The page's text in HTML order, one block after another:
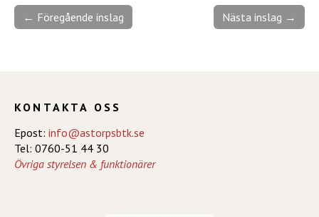
Nästa inslag →
← Föregående inslag
KONTAKTA OSS
Epost: info@astorpsbtk.se
Tel: 0760-51 44 30
Övriga styrelsen & funktionärer